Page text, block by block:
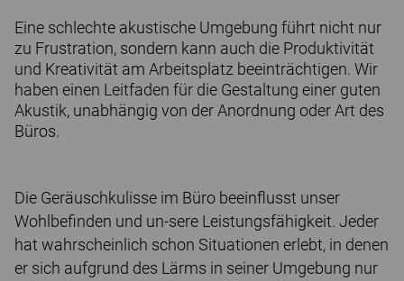
Eine schlechte akustische Umgebung führt nicht nur
zu Frustration, sondern kann auch die Produktivität
und Kreativität am Arbeitsplatz beeinträchtigen. Wir
haben einen Leitfaden für die Gestaltung einer guten
Akustik, unabhängig von der Anordnung oder Art des
Büros.
Die Geräuschkulisse im Büro beeinflusst unser
Wohlbefinden und un-sere Leistungsfähigkeit. Jeder
hat wahrscheinlich schon Situationen erlebt, in denen
er sich aufgrund des Lärms in seiner Umgebung nur